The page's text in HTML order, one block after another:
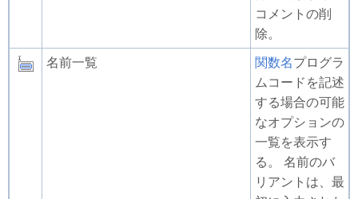
コメントの削
除。
名前一覧
関数名プログラ
ムコードを記述
する場合の可能
なオプションの
一覧を表示す
る。 名前のバ
リアントは、最